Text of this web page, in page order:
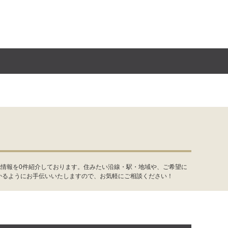
報を0件紹介しております。住みたい沿線・駅・地域や、ご希望に
ようにお手伝いいたしますので、お気軽にご相談ください！